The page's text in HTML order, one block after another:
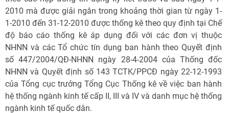
2010 mà được giải ngân trong khoảng thời gian từ ngày 1-
1-2010 đến 31-12-2010 được thống kê theo quy định tại Chế
độ báo cáo thống kê áp dụng đối với các đơn vị thuộc
NHNN và các Tổ chức tín dụng ban hành theo Quyết định
số 447/2004/QĐ-NHNN ngày 28-4-2004 của Thống đốc
NHNN và Quyết định số 143 TCTK/PPCĐ ngày 22-12-1993
của Tổng cục trưởng Tổng Cục Thống kê về việc ban hành
hệ thống ngành kinh tế cấp II, III và IV và danh mục hệ thống
ngành kinh tế quốc dân.